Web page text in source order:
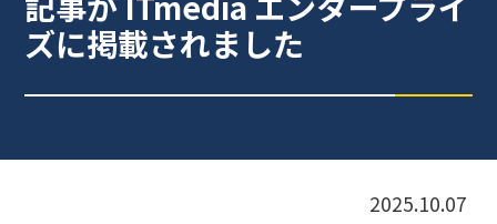
ズに掲載されました
2025.10.07